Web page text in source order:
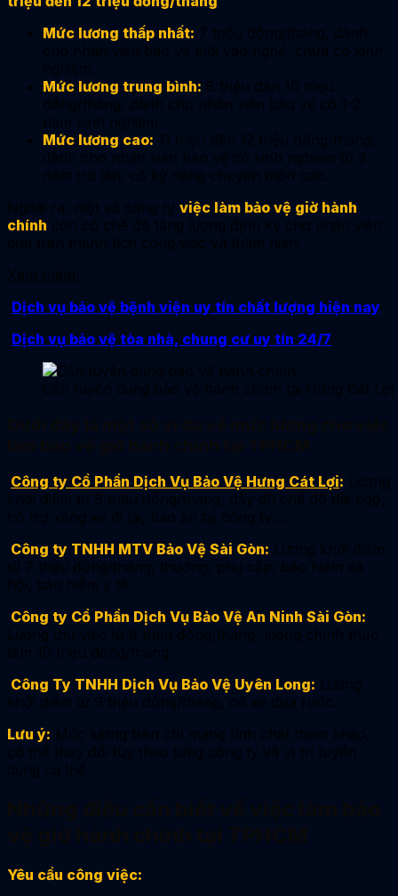
Mức lương thấp nhất: 7 triệu đồng/tháng, dành
cho nhân viên bảo vệ mới vào nghề, chưa có kinh
nghiệm.
Mức lương trung bình: 8 triệu đến 10 triệu
đồng/tháng, dành cho nhân viên bảo vệ có 1-2
năm kinh nghiệm.
Mức lương cao: 11 triệu đến 12 triệu đồng/tháng,
dành cho nhân viên bảo vệ có kinh nghiệm từ 3
năm trở lên, có kỹ năng chuyên môn cao.
Ngoài ra, một số công ty việc làm bảo vệ giờ hành
chính còn có chế độ tăng lương định kỳ cho nhân viên
dựa trên thành tích công việc và thâm niên.
Xem thêm:
Dịch vụ bảo vệ bệnh viện uy tín chất lượng hiện nay
Dịch vụ bảo vệ tòa nhà, chung cư uy tín 24/7
Cần tuyển dụng bảo vệ hành chính tại Hưng Cát Lợi
Công ty Cồ Phần Dịch Vụ Bảo Vệ Hưng Cát Lợi: Lương
khởi điểm từ 8 triệu đồng/tháng, đầy đủ chế độ đãi ngộ,
hỗ trợ xăng xe đi lại, bao ăn tại công ty….
Công ty TNHH MTV Bảo Vệ Sài Gòn: Lương khởi điểm
từ 7 triệu đồng/tháng, thưởng, phụ cấp, bảo hiểm xã
hội, bảo hiểm y tế.
Công ty Cổ Phần Dịch Vụ Bảo Vệ An Ninh Sài Gòn:
Lương thử việc từ 8 triệu đồng/tháng, lương chính thức
tầm 10 triệu đồng/tháng.
Công Ty TNHH Dịch Vụ Bảo Vệ Uyên Long: Lương
khởi điểm từ 9 triệu đồng/tháng, có xe đưa rước.
Lưu ý: Mức lương trên chỉ mang tính chất tham khảo,
có thể thay đổi tùy theo từng công ty và vị trí tuyển
dụng cụ thể.
Yêu cầu công việc: